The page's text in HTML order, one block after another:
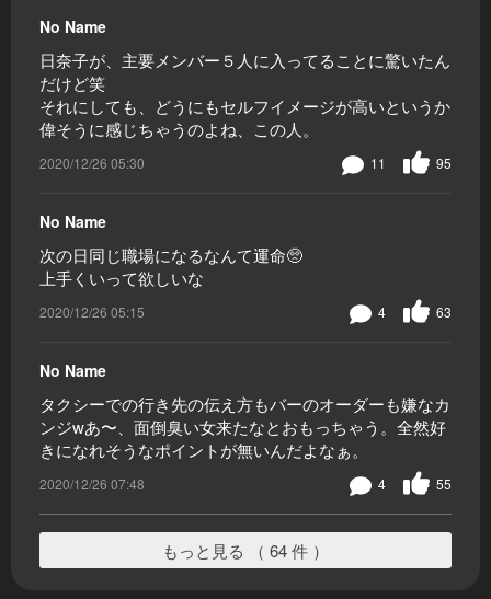
No Name
日奈子が、主要メンバー５人に入ってることに驚いたん
だけど笑
それにしても、どうにもセルフイメージが高いというか
偉そうに感じちゃうのよね、この人。
2020/12/26 05:30 95
11
No Name
次の日同じ職場になるなんて運命🥺
上手くいって欲しいな
2020/12/26 05:15 63
4
No Name
タクシーでの行き先の伝え方もバーのオーダーも嫌なカ
ンジwあ〜、面倒臭い女来たなとおもっちゃう。全然好
きになれそうなポイントが無いんだよなぁ。
2020/12/26 07:48 55
4
もっと見る （ 64 件 ）